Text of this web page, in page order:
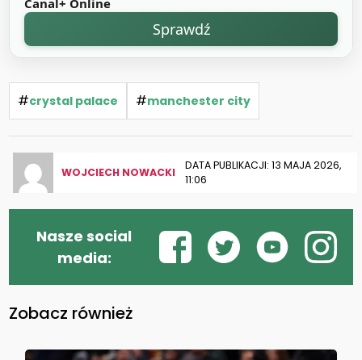
Canal+ Online
Sprawdź
#crystal palace #manchester city
WOJCIECH NOWACKI
DATA PUBLIKACJI: 13 MAJA 2026,
11:06
Nasze social
media:
Zobacz również